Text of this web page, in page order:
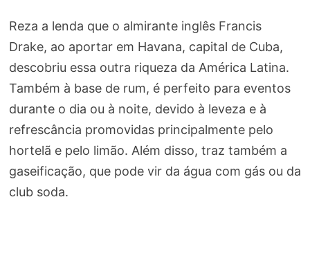
Reza a lenda que o almirante inglês Francis
Drake, ao aportar em Havana, capital de Cuba,
descobriu essa outra riqueza da América Latina.
Também à base de rum, é perfeito para eventos
durante o dia ou à noite, devido à leveza e à
refrescância promovidas principalmente pelo
hortelã e pelo limão. Além disso, traz também a
gaseificação, que pode vir da água com gás ou da
club soda.